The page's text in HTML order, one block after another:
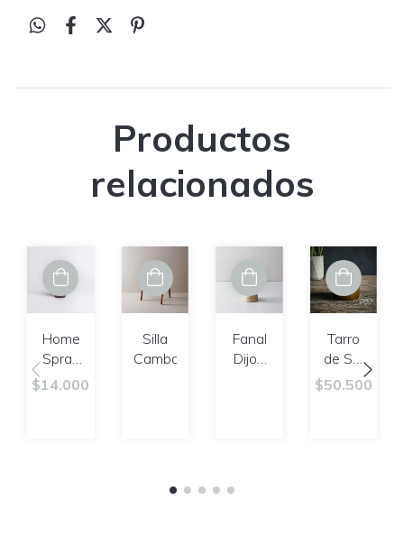
Productos
relacionados
Home
Spray
Santal
$14.000
Silla
Cambodia
Fanal
Dijon
Tarro
de Sal
Barn
$50.500